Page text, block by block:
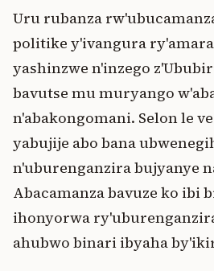
Uru rubanza
politike y'ivangura
yashinzwe n'inzego
bavutse mu muryango
n'abakongomani. Selon le
yabujije abo bana
n'uburenganzira bujyanye
Abacamanza bavuze ko ibi
ihonyorwa
ahubwo binari ibyaha